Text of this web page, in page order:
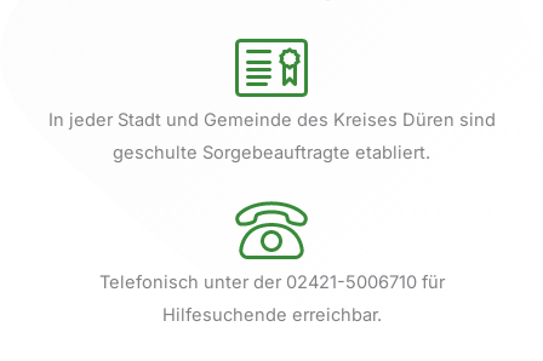
In jeder Stadt und Gemeinde des Kreises Düren sind
geschulte Sorgebeauftragte etabliert.
Telefonisch unter der 02421-5006710 für
Hilfesuchende erreichbar.